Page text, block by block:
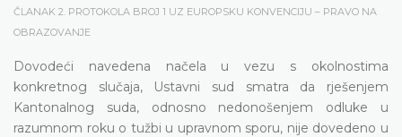
ČLANAK 2. PROTOKOLA BROJ 1 UZ EUROPSKU KONVENCIJU – PRAVO NA
OBRAZOVANJE
Dovodeći navedena načela u vezu s okolnostima
konkretnog slučaja, Ustavni sud smatra da rješenjem
Kantonalnog suda, odnosno nedonošenjem odluke u
razumnom roku o tužbi u upravnom sporu, nije dovedeno u